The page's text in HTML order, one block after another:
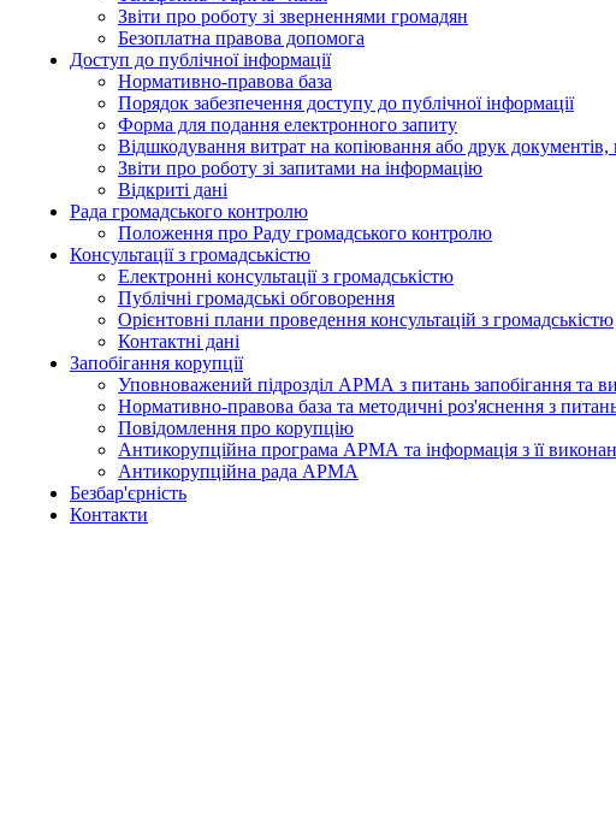
Звіти про роботу зі зверненнями громадян
Безоплатна правова допомога
Доступ до публічної інформації
Нормативно-правова база
Порядок забезпечення доступу до публічної інформації
Форма для подання електронного запиту
Відшкодування витрат на копіювання або друк
Звіти про роботу зі запитами на інформацію
Відкриті дані
Рада громадського контролю
Положення про Раду громадського контролю
Консультації з громадськістю
Електронні консультації з громадськістю
Публічні громадські обговорення
Орієнтовні плани проведення консультацій з громадськістю
Контактні дані
Запобігання корупції
Уповноважений підрозділ АРМА з питань запобігання та
Нормативно-правова база та методичні роз'яснення з
Повідомлення про корупцію
Антикорупційна програма АРМА та інформація з її
Антикорупційна рада АРМА
Безбар'єрність
Контакти